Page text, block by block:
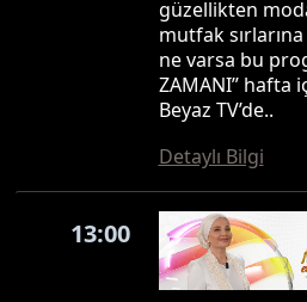
güzellikten
mutfak
ne varsa bu
ZAMANI” hafta
Beyaz TV’de..
Detaylı Bilgi
13:00